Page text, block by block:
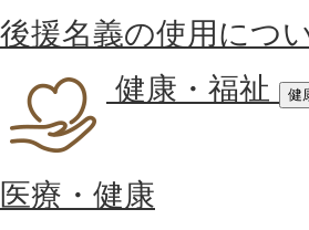
後援名義の使用につ
健康・福祉
健
医療・健康